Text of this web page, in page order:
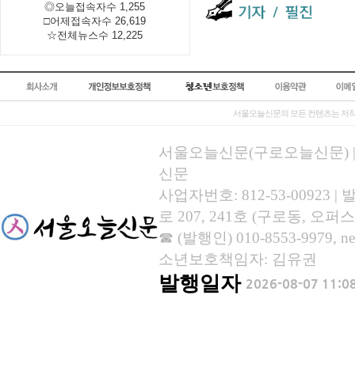
◎오늘접속자수 1,255
□어제접속자수 26,619
☆전체뉴스수 12,225
서울오늘신문의 모든 컨텐츠는 저
서울오늘신문(구로오늘신문)
신문
사업자번호: 812-53-00923 |
로 207, 241호 (구로동, 오퍼
☎ (발행인) 010-8553-9979,
소년보호책임자: 김유권
발행일자